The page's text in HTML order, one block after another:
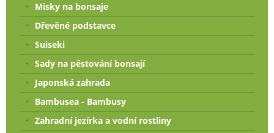
Misky na bonsaje
Dřevěné podstavce
Suiseki
Sady na pěstování bonsají
Japonská zahrada
Bambusea - Bambusy
Zahradní jezírka a vodní rostliny